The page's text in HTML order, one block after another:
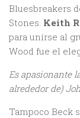
Bluesbreakers
Stones. Keith
para unírse al
Wood fue el
Es apasionante
alrededor de)
Tampoco Beck